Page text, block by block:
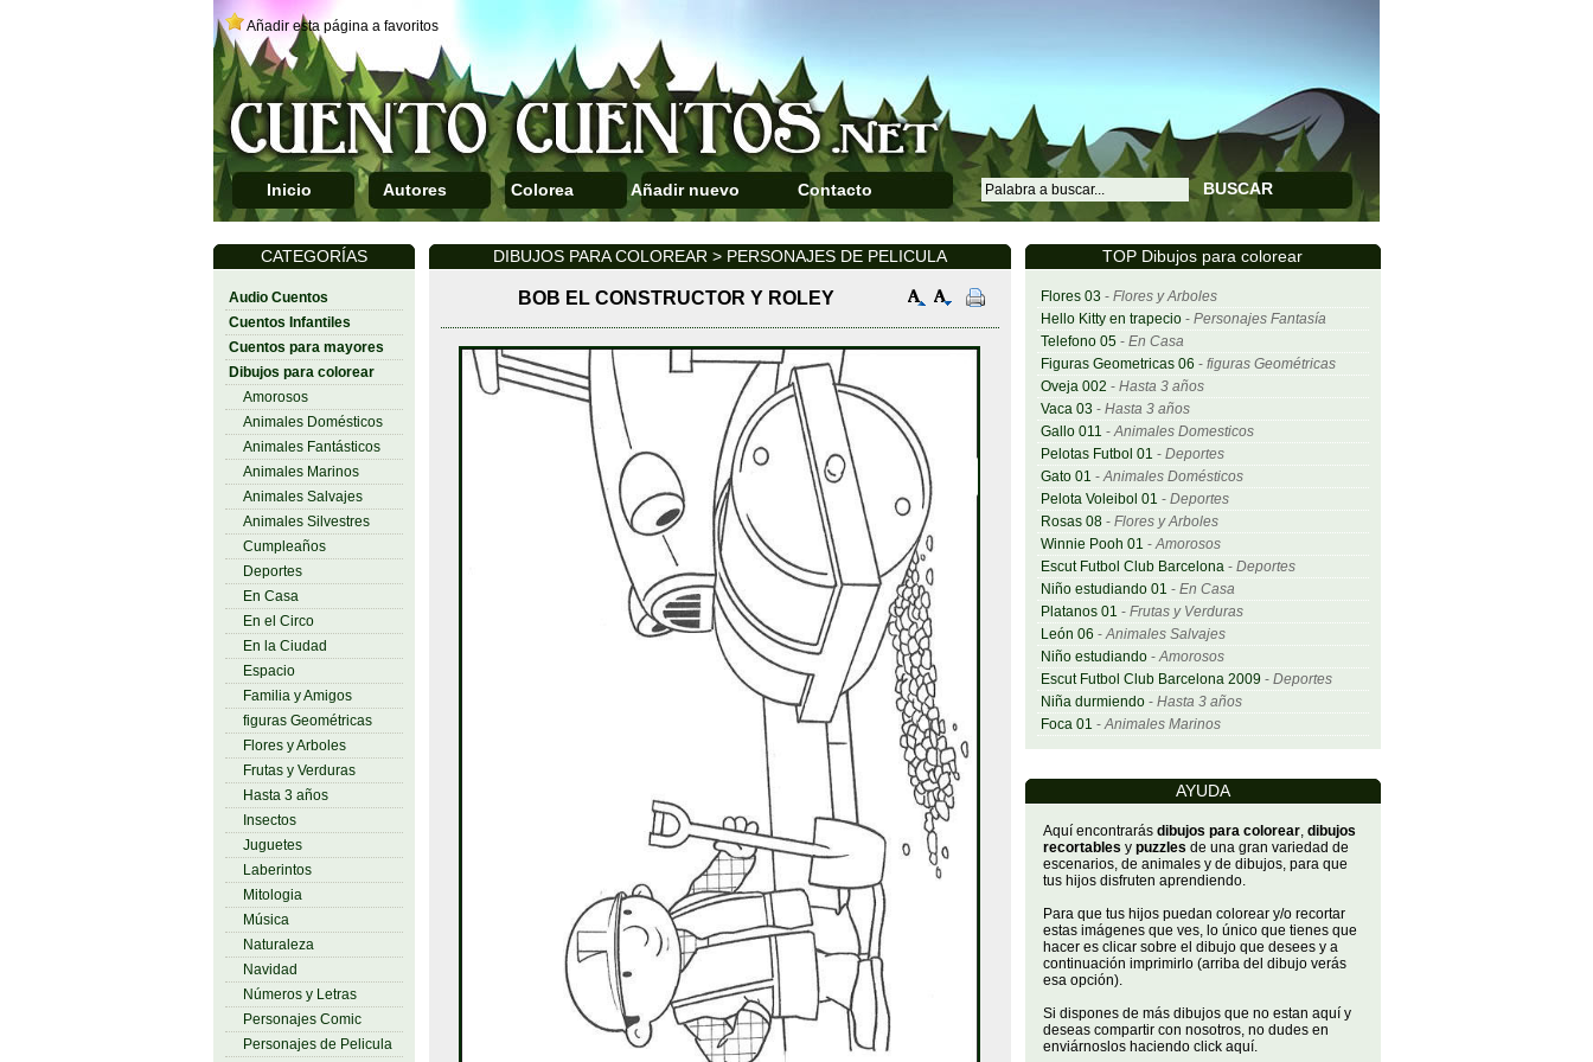
Añadir esta página a favoritos
Inicio Autores Colorea Añadir nuevo Contacto BUSCAR
TOP Dibujos para colorear
Flores 03 - Flores y Arboles
Hello Kitty en trapecio- Personajes Fantasía
Telefono 05- En Casa
Figuras Geometricas 06 - figuras Geométricas
Oveja 002 - Hasta 3 años
Vaca 03 - Hasta 3 años
Gallo 011 -Animales Domesticos
Pelotas Futbol 01 - Deportes
Gato 01 -Animales Domésticos
Pelota Voleibol 01 - Deportes
Rosas 08- Flores y Arboles
Winnie Pooh 01 -Amorosos
Escut Futbol Club Barcelona- Deportes
Niño estudiando 01 - En Casa
Platanos 01 - Frutas y Verduras
León 06 -Animales Salvajes
Niño estudiando-Amorosos
Escut Futbol Club Barcelona 2009 - Deportes
Niña durmiendo- Hasta 3 años
Foca 01 -Animales Marinos
AYUDA
Aquí encontrarás dibujos para colorear, dibujos
recortables y puzzles de una gran variedad de
escenarios, de animales y de dibujos, para que
tus hijos disfruten aprendiendo.
Para que tus hijos puedan colorear y/o recortar
estas imágenes que ves, lo único que tienes que
hacer es clicar sobre el dibujo que desees y a
continuación imprimirlo (arriba del dibujo verás
esa opción).
Si dispones de más dibujos que no estan aquí y
deseas compartir con nosotros, no dudes en
enviárnoslos haciendo click aquí.
CATEGORÍAS
Audio Cuentos
Cuentos Infantiles
Cuentos para mayores
Dibujos para colorear
Amorosos
Animales Domésticos
Animales Fantásticos
Animales Marinos
Animales Salvajes
Animales Silvestres
Cumpleaños
Deportes
En Casa
En el Circo
En la Ciudad
Espacio
Familia y Amigos
figuras Geométricas
Flores y Arboles
Frutas y Verduras
Hasta 3 años
Insectos
Juguetes
Laberintos
Mitologia
Música
Naturaleza
Navidad
Números y Letras
Personajes Comic
Personajes de Pelicula
DIBUJOS PARA COLOREAR > PERSONAJES DE PELICULA
BOB EL CONSTRUCTOR Y ROLEY